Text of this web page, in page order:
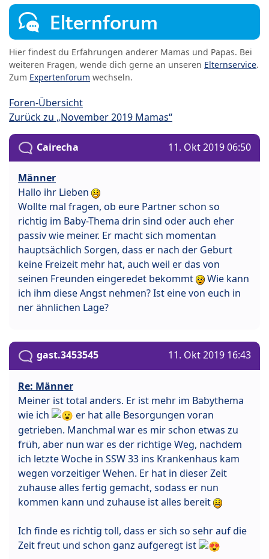
Elternforum
Hier findest du Erfahrungen anderer Mamas und Papas. Bei
weiteren Fragen, wende dich gerne an unseren Elternservice.
Zum Expertenforum wechseln.
Foren-Übersicht
Zurück zu „November 2019 Mamas“
Cairecha 11. Okt 2019 06:50
Männer
Hallo ihr Lieben
Wollte mal fragen, ob eure Partner schon so
richtig im Baby-Thema drin sind oder auch eher
passiv wie meiner. Er macht sich momentan
hauptsächlich Sorgen, dass er nach der Geburt
keine Freizeit mehr hat, auch weil er das von
seinen Freunden eingeredet bekommt
Wie kann
ich ihm diese Angst nehmen? Ist eine von euch in
ner ähnlichen Lage?
gast.3453545 11. Okt 2019 16:43
Re: Männer
Meiner ist total anders. Er ist mehr im Babythema
wie ich
er hat alle Besorgungen voran
getrieben. Manchmal war es mir schon etwas zu
früh, aber nun war es der richtige Weg, nachdem
ich letzte Woche in SSW 33 ins Krankenhaus kam
wegen vorzeitiger Wehen. Er hat in dieser Zeit
zuhause alles fertig gemacht, sodass er nun
kommen kann und zuhause ist alles bereit
Ich finde es richtig toll, dass er sich so sehr auf die
Zeit freut und schon ganz aufgeregt ist